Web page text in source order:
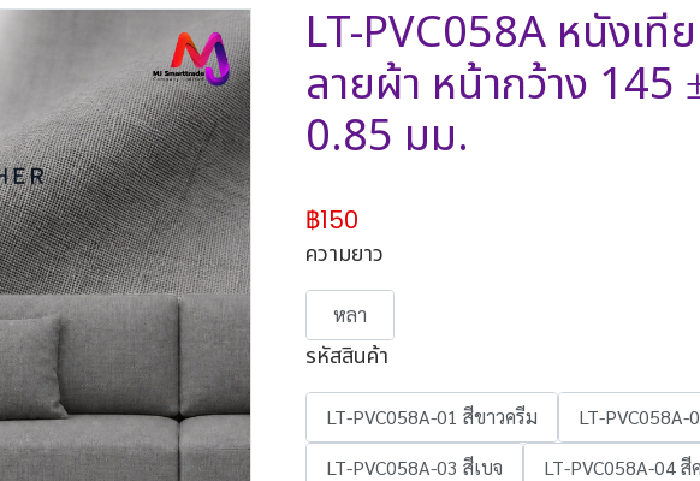
LT-PVC058A หนังเที
ลายผ้า หน้ากว้าง 145
0.85 มม.
฿150
ความยาว
หลา
รหัสสินค้า
LT-PVC058A-01 สีขาวครีม
LT-PVC058A-
LT-PVC058A-03 สีเบจ
LT-PVC058A-04